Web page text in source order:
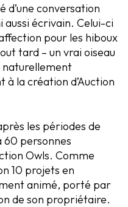
d’une conversation
aussi écrivain. Celui-ci
pour les hiboux
tard – un vrai oiseau
naturellement
la création d’Auction
les périodes de
60 personnes
Owls. Comme
10 projets en
animé, porté par
de son propriétaire.